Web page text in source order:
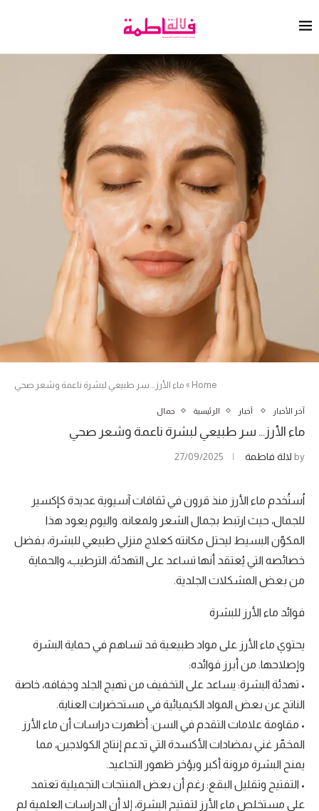
Home
» ماء الأرز… سر طبيعي لبشرة ناعمة وشعر صحي
آخر الأخبار أخبار الرئيسية جمال
ماء الأرز… سر طبيعي لبشرة ناعمة وشعر صحي
by لالة فاطمة 27/09/2025
اُستُخدم ماء الأرز منذ قرون في ثقافات آسيوية عديدة كإكسير
للجمال، حيث ارتبط بجمال الشعر ولمعانه. واليوم يعود هذا
المكوّن البسيط ليحتل مكانته كعلاج منزلي طبيعي للبشرة، بفضل
خصائصه التي يُعتقد أنها تساعد على التهدئة، الترطيب، والحماية
من بعض المشكلات الجلدية.
فوائد ماء الأرز للبشرة
يحتوي ماء الأرز على مواد طبيعية قد تساهم في حماية البشرة
وإصلاحها. من أبرز فوائده:
• تهدئة البشرة: يساعد على التخفيف من تهيج الجلد وجفافه، خاصة
الناتج عن بعض المواد الكيميائية في مستحضرات العناية.
• مقاومة علامات التقدم في السن: أظهرت دراسات أن ماء الأرز
المخمّر غني بمضادات الأكسدة التي تدعم إنتاج الكولاجين، مما
يمنح البشرة مرونة أكبر ويؤخر ظهور التجاعيد.
• التفتيح وتقليل البقع: رغم أن بعض المنتجات التجميلية تعتمد
على مستخلص ماء الأرز لتفتيح البشرة، إلا أن الدراسات العلمية لم